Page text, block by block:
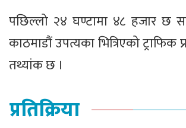
पछिल्लो २४ घण्टामा ४८ हजार छ
काठमाडौं उपत्यका भित्रिएको ट्राफिक
तथ्यांक छ ।
प्रतिक्रिया